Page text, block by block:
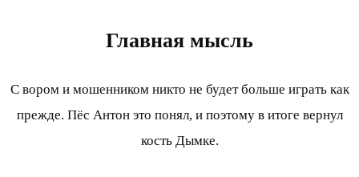
Главная мысль
С вором и мошенником никто не будет больше играть как
прежде. Пёс Антон это понял, и поэтому в итоге вернул
кость Дымке.